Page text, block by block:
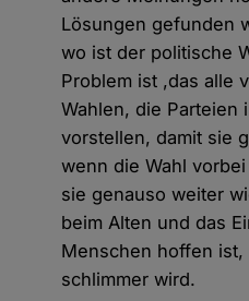
Lösungen gefunden
wo ist der politische
Problem ist ,das alle
Wahlen, die Parteien
vorstellen, damit sie
wenn die Wahl
sie genauso weiter
beim Alten und das
Menschen hoffen
schlimmer wird.